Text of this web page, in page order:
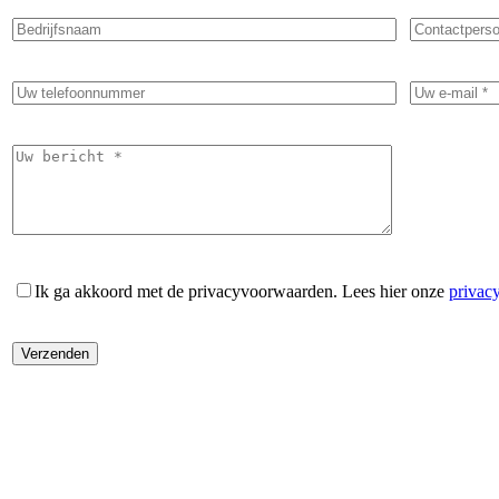
Ik ga akkoord met de privacyvoorwaarden. Lees hier onze